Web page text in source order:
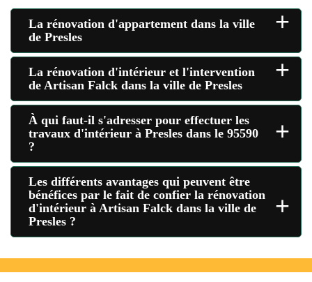
La rénovation d'appartement dans la ville
de Presles
+
La rénovation d'intérieur et l'intervention
de Artisan Falck dans la ville de Presles
+
À qui faut-il s'adresser pour effectuer les
travaux d'intérieur à Presles dans le 95590
?
+
Les différents avantages qui peuvent être
bénéfices par le fait de confier la rénovation
d'intérieur à Artisan Falck dans la ville de
Presles ?
+